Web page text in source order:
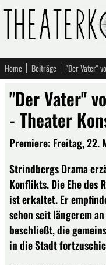
Home Beiträge
"Der Vater"
- Theater
Premiere: Freitag, 22.
Strindbergs Drama
Konflikts. Die Ehe des
ist erkaltet. Er
schon seit längerem
beschließt, die
in die Stadt